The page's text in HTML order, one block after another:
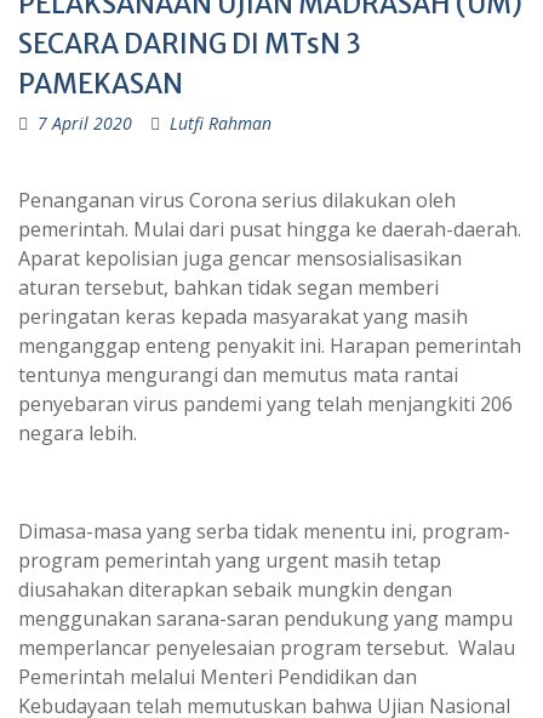
SECARA DARING DI MTsN 3
PAMEKASAN
7 April 2020 Lutfi Rahman
Penanganan virus Corona serius dilakukan oleh
pemerintah. Mulai dari pusat hingga ke daerah-daerah.
Aparat kepolisian juga gencar mensosialisasikan
aturan tersebut, bahkan tidak segan memberi
peringatan keras kepada masyarakat yang masih
menganggap enteng penyakit ini. Harapan pemerintah
tentunya mengurangi dan memutus mata rantai
penyebaran virus pandemi yang telah menjangkiti 206
negara lebih.
Dimasa-masa yang serba tidak menentu ini, program-
program pemerintah yang urgent masih tetap
diusahakan diterapkan sebaik mungkin dengan
menggunakan sarana-saran pendukung yang mampu
memperlancar penyelesaian program tersebut. Walau
Pemerintah melalui Menteri Pendidikan dan
Kebudayaan telah memutuskan bahwa Ujian Nasional